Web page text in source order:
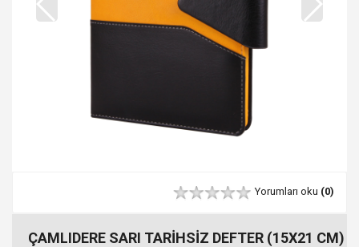
Yorumları oku (0)
ÇAMLIDERE SARI TARİHSİZ DEFTER (15X21 CM)